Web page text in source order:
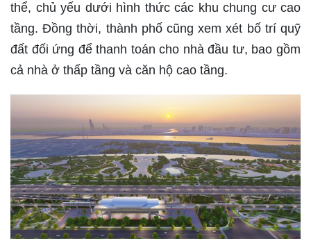
thể, chủ yếu dưới hình thức các khu chung cư cao
tầng. Đồng thời, thành phố cũng xem xét bố trí quỹ
đất đối ứng để thanh toán cho nhà đầu tư, bao gồm
cả nhà ở thấp tầng và căn hộ cao tầng.